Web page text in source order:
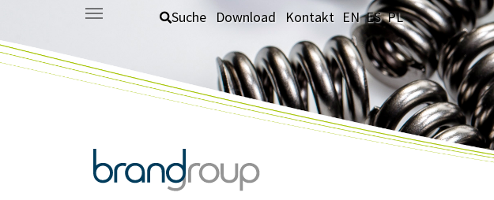
Zum Hauptinhalt springen Suche Download Kontakt EN ES PL